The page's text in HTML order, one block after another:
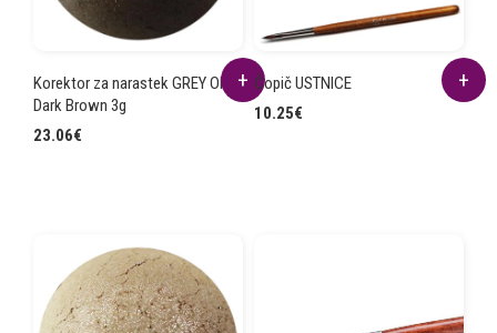
Korektor za narastek GREY OFF
Dark Brown 3g
23.06€
Čopič USTNICE
10.25€